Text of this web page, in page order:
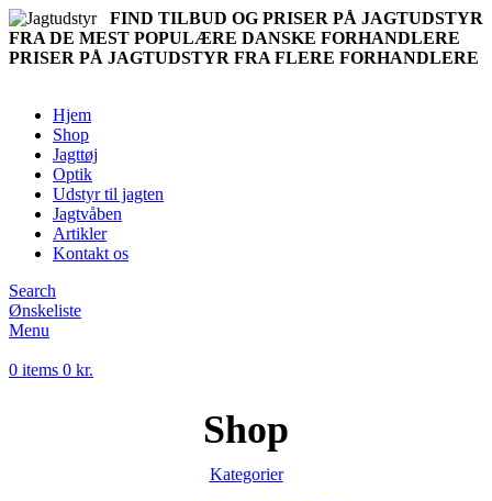
FIND TILBUD OG PRISER PÅ JAGTUDSTYR
FRA DE MEST POPULÆRE DANSKE FORHANDLERE
PRISER PÅ JAGTUDSTYR FRA FLERE FORHANDLERE
Hjem
Shop
Jagttøj
Optik
Udstyr til jagten
Jagtvåben
Artikler
Kontakt os
Search
Ønskeliste
Menu
0 items 0 kr.
Shop
Kategorier